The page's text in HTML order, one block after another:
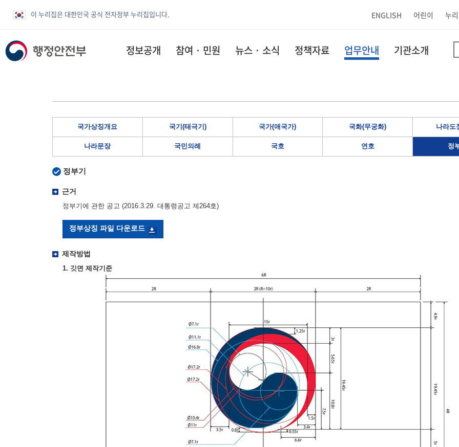
이 누리집은 대한민국 공식 전자정부 누리집입니다. ENGLISH 어린이 누
정보공개 참여 · 민원 뉴스 · 소식 정책자료 업무안내 기관소개
국가상징개요 국기(태극기) 국가(애국가) 국화(무궁화) 나라도
나라문장 국민의례 국호 연호 정
정부기
근거
정부기에 관한 공고 (2016.3.29. 대통령공고 제264호)
정부상징 파일 다운로드
제작방법
1. 깃면 제작기준